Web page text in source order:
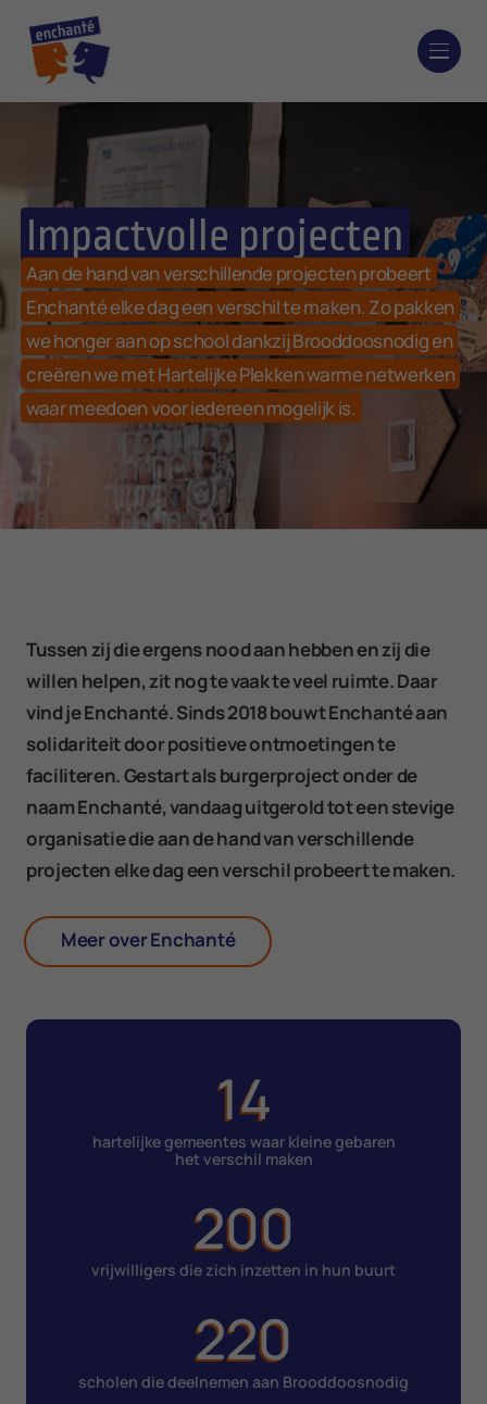
Impactvolle projecten
Aan de hand van verschillende projecten probeert
Enchanté elke dag een verschil te maken. Zo pakken
we honger aan op school dankzij Brooddoosnodig en
creëren we met Hartelijke Plekken warme netwerken
waar meedoen voor iedereen mogelijk is.
Tussen zij die ergens nood aan hebben en zij die
willen helpen, zit nog te vaak te veel ruimte. Daar
vind je Enchanté. Sinds 2018 bouwt Enchanté aan
solidariteit door positieve ontmoetingen te
faciliteren. Gestart als burgerproject onder de
naam Enchanté, vandaag uitgerold tot een stevige
organisatie die aan de hand van verschillende
projecten elke dag een verschil probeert te maken.
Meer over Enchanté
14
hartelijke gemeentes waar kleine gebaren
het verschil maken
200
vrijwilligers die zich inzetten in hun buurt
220
scholen die deelnemen aan Brooddoosnodig